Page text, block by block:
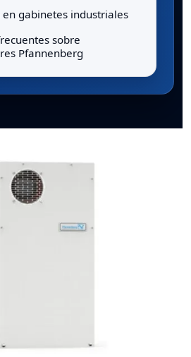
gabinetes industriales
sobre
Pfannenberg